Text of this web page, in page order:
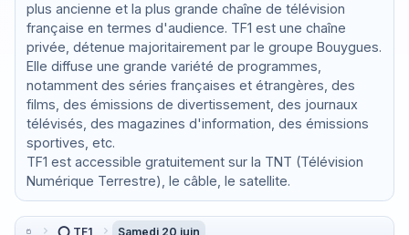
plus ancienne et la plus grande chaîne de télévision
française en termes d'audience. TF1 est une chaîne
privée, détenue majoritairement par le groupe Bouygues.
Elle diffuse une grande variété de programmes,
notamment des séries françaises et étrangères, des
films, des émissions de divertissement, des journaux
télévisés, des magazines d'information, des émissions
sportives, etc.
TF1 est accessible gratuitement sur la TNT (Télévision
Numérique Terrestre), le câble, le satellite.
⭕ TF1 Samedi 20 juin